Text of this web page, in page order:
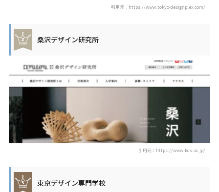
引用元：https://www.tokyo-designplex.com/
桑沢デザイン研究所
引用元：https://www.kds.ac.jp/
東京デザイン専門学校